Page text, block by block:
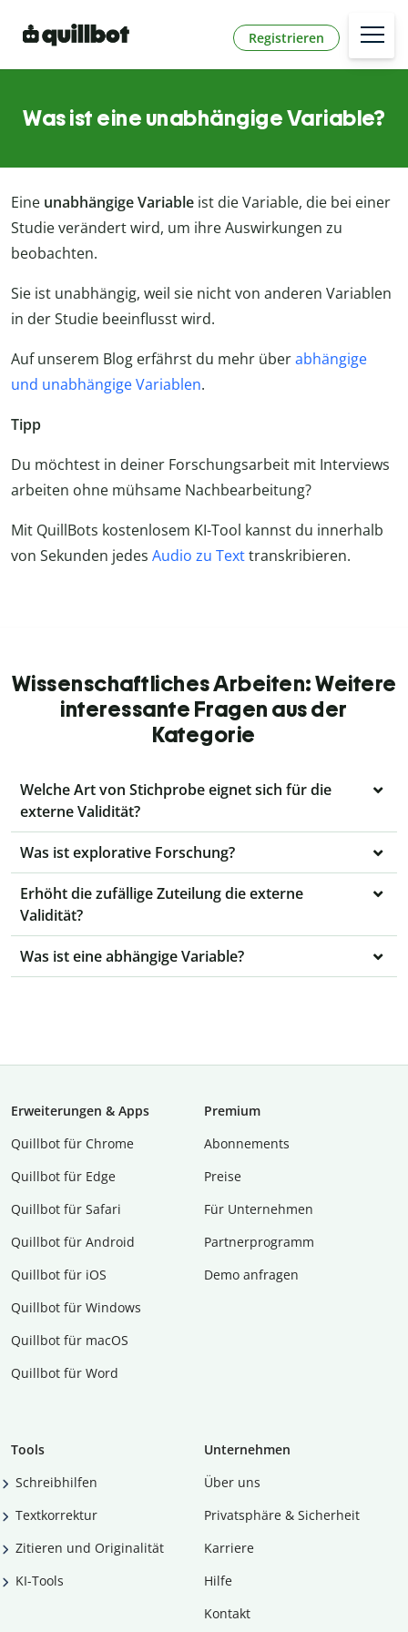
Registrieren
Was ist eine unabhängige Variable?
Eine unabhängige Variable ist die Variable, die bei einer
Studie verändert wird, um ihre Auswirkungen zu
beobachten.
Sie ist unabhängig, weil sie nicht von anderen Variablen
in der Studie beeinflusst wird.
Auf unserem Blog erfährst du mehr überabhängige
und unabhängige Variablen.
Tipp
Du möchtest in deiner Forschungsarbeit mit Interviews
arbeiten ohne mühsame Nachbearbeitung?
Mit QuillBots kostenlosem KI-Tool kannst du innerhalb
von Sekunden jedes Audio zu Texttranskribieren.
Wissenschaftliches Arbeiten: Weitere
interessante Fragen aus der
Kategorie
Welche Art von Stichprobe eignet sich für die
externe Validität?
Was ist explorative Forschung?
Erhöht die zufällige Zuteilung die externe
Validität?
Was ist eine abhängige Variable?
Erweiterungen & Apps
Quillbot für Chrome
Quillbot für Edge
Quillbot für Safari
Quillbot für Android
Quillbot für iOS
Quillbot für Windows
Quillbot für macOS
Quillbot für Word
Premium
Abon­ne­ments
Preise
Für Unternehmen
Partnerprogramm
Demo anfragen
Tools
Schreibhilfen
Textkorrektur
Zitieren und Originalität
KI-Tools
Unternehmen
Über uns
Privatsphäre & Sicherheit
Karriere
Hilfe
Kontakt